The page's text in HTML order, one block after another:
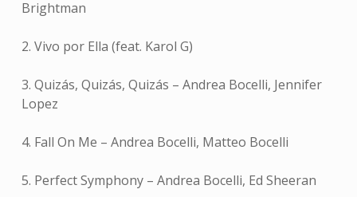
Brightman
2. Vivo por Ella (feat. Karol G)
3. Quizás, Quizás, Quizás – Andrea Bocelli, Jennifer
Lopez
4. Fall On Me – Andrea Bocelli, Matteo Bocelli
5. Perfect Symphony – Andrea Bocelli, Ed Sheeran